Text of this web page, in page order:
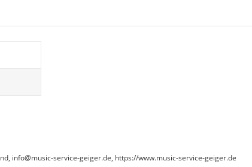
info@music-service-geiger.de, https://www.music-service-geiger.de